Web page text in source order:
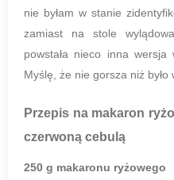
nie byłam w stanie
zamiast na stole
powstała nieco inna wersja
Myślę, że nie gorsza niż było
Przepis na makaron
czerwoną cebulą
250 g makaronu ryżowego